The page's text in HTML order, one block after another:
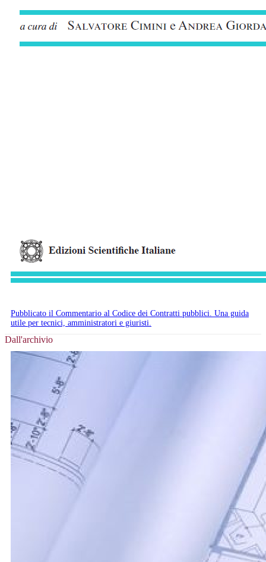
Pubblicato il Commentario al Codice dei Contratti pubblici. Una guida
utile per tecnici, amministratori e giuristi.
Dall'archivio